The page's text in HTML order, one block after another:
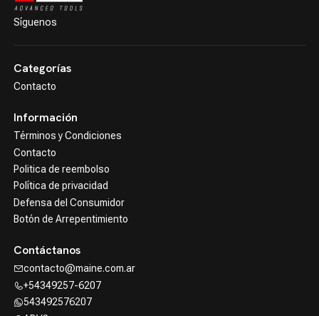
Síguenos
Categorías
Contacto
Información
Términos y Condiciones
Contacto
Politica de reembolso
Política de privacidad
Defensa del Consumidor
Botón de Arrepentimiento
Contáctanos
contacto@maine.com.ar
+54349257-6207
543492576207